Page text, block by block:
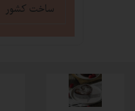
ساخت کشور